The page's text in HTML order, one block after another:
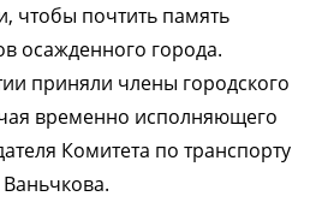
чтобы почтить память
осажденного города.
приняли члены городского
временно исполняющего
Комитета по транспорту